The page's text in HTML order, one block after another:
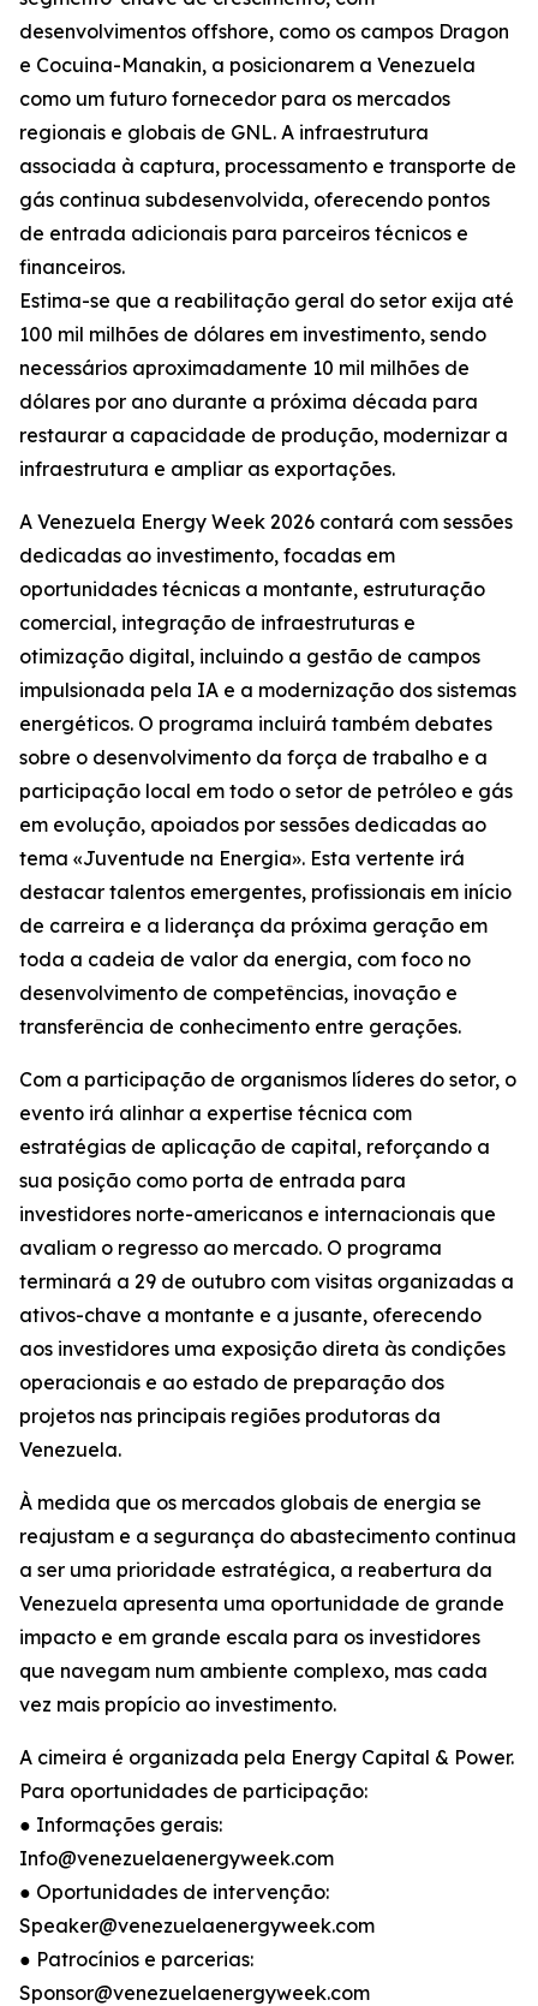
desenvolvimentos offshore, como os campos Dragon
e Cocuina-Manakin, a posicionarem a Venezuela
como um futuro fornecedor para os mercados
regionais e globais de GNL. A infraestrutura
associada à captura, processamento e transporte de
gás continua subdesenvolvida, oferecendo pontos
de entrada adicionais para parceiros técnicos e
financeiros.
Estima-se que a reabilitação geral do setor exija até
100 mil milhões de dólares em investimento, sendo
necessários aproximadamente 10 mil milhões de
dólares por ano durante a próxima década para
restaurar a capacidade de produção, modernizar a
infraestrutura e ampliar as exportações.
A Venezuela Energy Week 2026 contará com sessões
dedicadas ao investimento, focadas em
oportunidades técnicas a montante, estruturação
comercial, integração de infraestruturas e
otimização digital, incluindo a gestão de campos
impulsionada pela IA e a modernização dos sistemas
energéticos. O programa incluirá também debates
sobre o desenvolvimento da força de trabalho e a
participação local em todo o setor de petróleo e gás
em evolução, apoiados por sessões dedicadas ao
tema «Juventude na Energia». Esta vertente irá
destacar talentos emergentes, profissionais em início
de carreira e a liderança da próxima geração em
toda a cadeia de valor da energia, com foco no
desenvolvimento de competências, inovação e
transferência de conhecimento entre gerações.
Com a participação de organismos líderes do setor, o
evento irá alinhar a expertise técnica com
estratégias de aplicação de capital, reforçando a
sua posição como porta de entrada para
investidores norte-americanos e internacionais que
avaliam o regresso ao mercado. O programa
terminará a 29 de outubro com visitas organizadas a
ativos-chave a montante e a jusante, oferecendo
aos investidores uma exposição direta às condições
operacionais e ao estado de preparação dos
projetos nas principais regiões produtoras da
Venezuela.
À medida que os mercados globais de energia se
reajustam e a segurança do abastecimento continua
a ser uma prioridade estratégica, a reabertura da
Venezuela apresenta uma oportunidade de grande
impacto e em grande escala para os investidores
que navegam num ambiente complexo, mas cada
vez mais propício ao investimento.
A cimeira é organizada pela Energy Capital & Power.
Para oportunidades de participação:
● Informações gerais:
Info@venezuelaenergyweek.com
● Oportunidades de intervenção:
Speaker@venezuelaenergyweek.com
● Patrocínios e parcerias:
Sponsor@venezuelaenergyweek.com